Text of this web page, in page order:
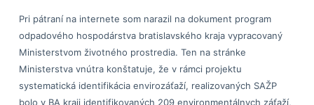
Pri pátraní na internete som narazil na dokument program
odpadového hospodárstva bratislavského kraja vypracovaný
Ministerstvom životného prostredia. Ten na stránke
Ministerstva vnútra konštatuje, že v rámci projektu
systematická identifikácia envirozáťaží, realizovaných SAŽP
bolo v BA kraji identifikovaných 209 environmentálnych záťaží,